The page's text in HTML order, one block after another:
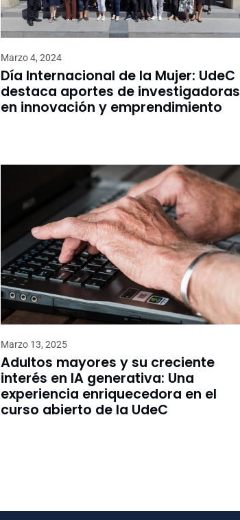
Marzo 4, 2024
Día Internacional de la Mujer: UdeC
destaca aportes de investigadoras
en innovación y emprendimiento
Marzo 13, 2025
Adultos mayores y su creciente
interés en IA generativa: Una
experiencia enriquecedora en el
curso abierto de la UdeC